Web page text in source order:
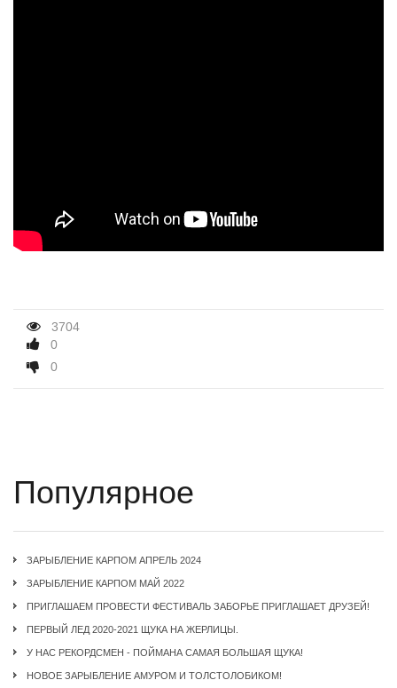
3704
0
0
Популярное
ЗАРЫБЛЕНИЕ КАРПОМ АПРЕЛЬ 2024
ЗАРЫБЛЕНИЕ КАРПОМ МАЙ 2022
ПРИГЛАШАЕМ ПРОВЕСТИ ФЕСТИВАЛЬ ЗАБОРЬЕ ПРИГЛАШАЕТ ДРУЗЕЙ!
ПЕРВЫЙ ЛЕД 2020-2021 ЩУКА НА ЖЕРЛИЦЫ.
У НАС РЕКОРДСМЕН - ПОЙМАНА САМАЯ БОЛЬШАЯ ЩУКА!
НОВОЕ ЗАРЫБЛЕНИЕ АМУРОМ И ТОЛСТОЛОБИКОМ!